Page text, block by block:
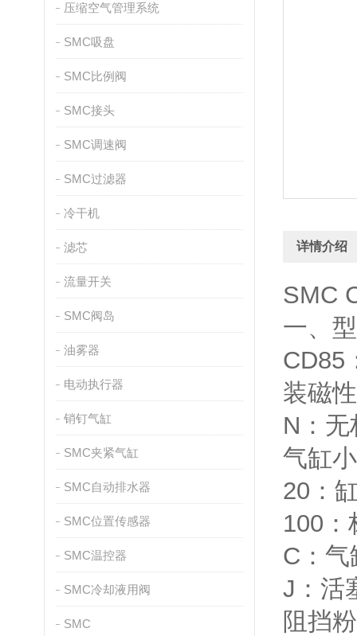
压缩空气管理系统
SMC吸盘
SMC比例阀
SMC接头
SMC调速阀
SMC过滤器
冷干机
滤芯
流量开关
SMC阀岛
油雾器
电动执行器
销钉气缸
SMC夹紧气缸
SMC自动排水器
SMC位置传感器
SMC温控器
SMC冷却液用阀
SMC
详情介绍
SMC
一、
CD85
装磁
N：
气缸
20：
100：
C：
J：活
阻挡